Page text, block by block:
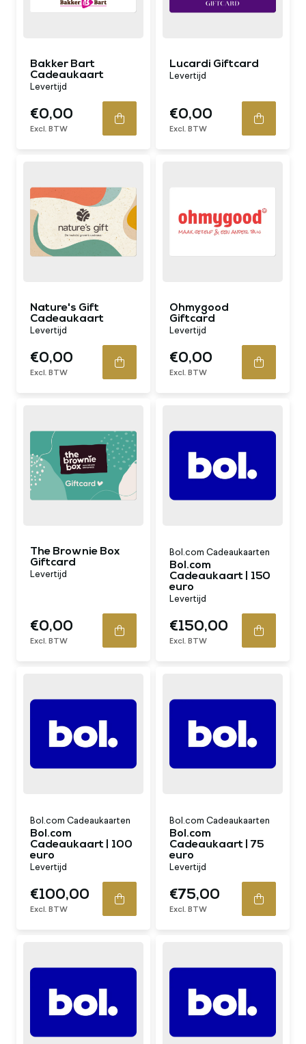
Bakker Bart
Cadeaukaart
Levertijd
€0,00
Excl. BTW
Lucardi Giftcard
Levertijd
€0,00
Excl. BTW
Nature's Gift
Cadeaukaart
Levertijd
€0,00
Excl. BTW
Ohmygood
Giftcard
Levertijd
€0,00
Excl. BTW
The Brownie Box
Giftcard
Levertijd
€0,00
Excl. BTW
Bol.com Cadeaukaarten
Bol.com
Cadeaukaart | 150
euro
Levertijd
€150,00
Excl. BTW
Bol.com Cadeaukaarten
Bol.com
Cadeaukaart | 100
euro
Levertijd
€100,00
Excl. BTW
Bol.com Cadeaukaarten
Bol.com
Cadeaukaart | 75
euro
Levertijd
€75,00
Excl. BTW